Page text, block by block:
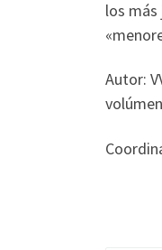
los
Autor: